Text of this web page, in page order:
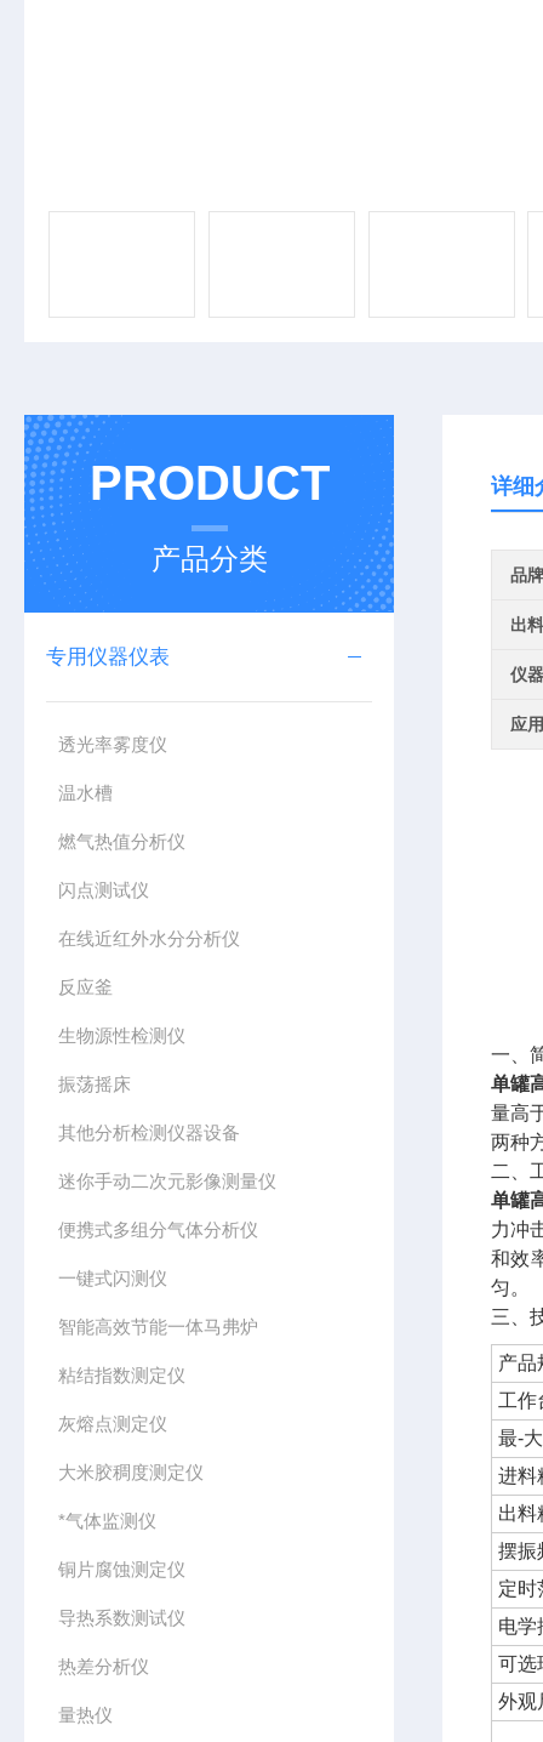
PRODUCT
产品分类
专用仪器仪表
透光率雾度仪
温水槽
燃气热值分析仪
闪点测试仪
在线近红外水分分析仪
反应釜
生物源性检测仪
振荡摇床
其他分析检测仪器设备
迷你手动二次元影像测量仪
便携式多组分气体分析仪
一键式闪测仪
智能高效节能一体马弗炉
粘结指数测定仪
灰熔点测定仪
大米胶稠度测定仪
*气体监测仪
铜片腐蚀测定仪
导热系数测试仪
热差分析仪
量热仪
详细
品牌
出
仪
应
一、
单罐
量高
两种
二、
单罐
力冲
和效
匀。
三、
产品
工作
最-
进料
出料
摆振
定时
电学
可选
外观